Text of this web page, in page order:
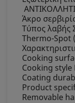
Άκρο
Τύπος λαβής
Thermo-Spot
Cooking
Cooking style
Coating
Product
Removable